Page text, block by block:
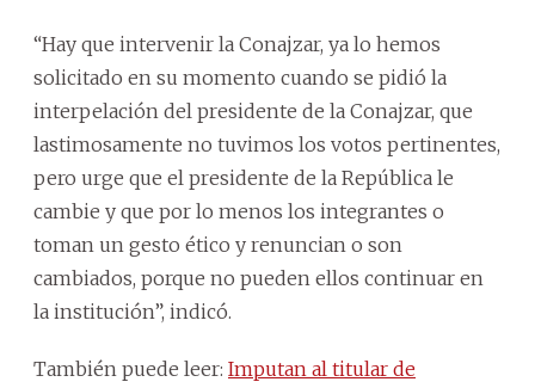
“Hay que intervenir la Conajzar, ya lo hemos
solicitado en su momento cuando se pidió la
interpelación del presidente de la Conajzar, que
lastimosamente no tuvimos los votos pertinentes,
pero urge que el presidente de la República le
cambie y que por lo menos los integrantes o
toman un gesto ético y renuncian o son
cambiados, porque no pueden ellos continuar en
la institución”, indicó.
También puede leer: Imputan al titular de